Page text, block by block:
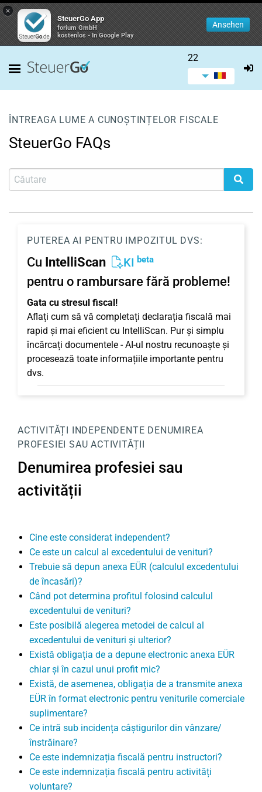
×
SteuerGo App
forium GmbH
kostenlos - In Google Play
Ansehen
22
ÎNTREAGA LUME A CUNOȘTINȚELOR FISCALE
SteuerGo FAQs
PUTEREA AI PENTRU IMPOZITUL DVS:
Cu IntelliScan KI beta
pentru o rambursare fără probleme!
Gata cu stresul fiscal!
Aflați cum să vă completați declarația fiscală mai
rapid și mai eficient cu IntelliScan. Pur și simplu
încărcați documentele - AI-ul nostru recunoaște și
procesează toate informațiile importante pentru
dvs.
ACTIVITĂȚI INDEPENDENTE DENUMIREA
PROFESIEI SAU ACTIVITĂȚII
Denumirea profesiei sau
activității
Cine este considerat independent?
Ce este un calcul al excedentului de venituri?
Trebuie să depun anexa EÜR (calculul excedentului
de încasări)?
Când pot determina profitul folosind calculul
excedentului de venituri?
Este posibilă alegerea metodei de calcul al
excedentului de venituri și ulterior?
Există obligația de a depune electronic anexa EÜR
chiar și în cazul unui profit mic?
Există, de asemenea, obligația de a transmite anexa
EÜR în format electronic pentru veniturile comerciale
suplimentare?
Ce intră sub incidența câștigurilor din vânzare/
înstrăinare?
Ce este indemnizația fiscală pentru instructori?
Ce este indemnizația fiscală pentru activități
voluntare?